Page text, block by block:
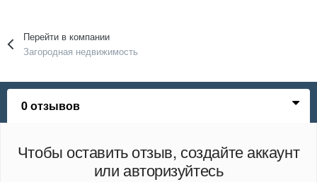
Перейти в компании
Загородная недвижимость
0 отзывов
Чтобы оставить отзыв, создайте аккаунт
или авторизуйтесь